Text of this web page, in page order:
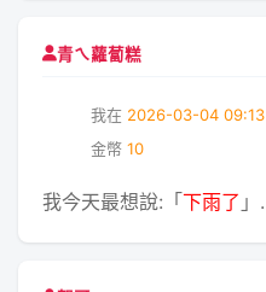
青ㄟ蘿蔔糕
我在 2026-03-04 09:13
金幣 10
我今天最想說:「 下雨了 」.